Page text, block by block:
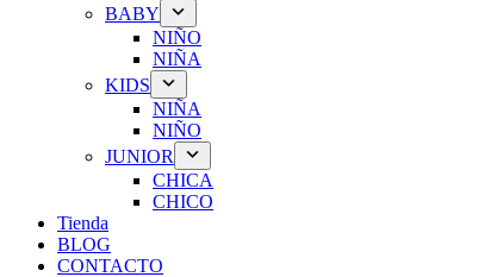
BABY
NIÑO
NIÑA
KIDS
NIÑA
NIÑO
JUNIOR
CHICA
CHICO
Tienda
BLOG
CONTACTO